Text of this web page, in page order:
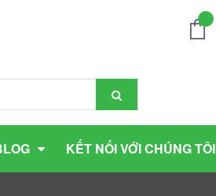
KẾT NỐI VỚI CHÚNG TÔI